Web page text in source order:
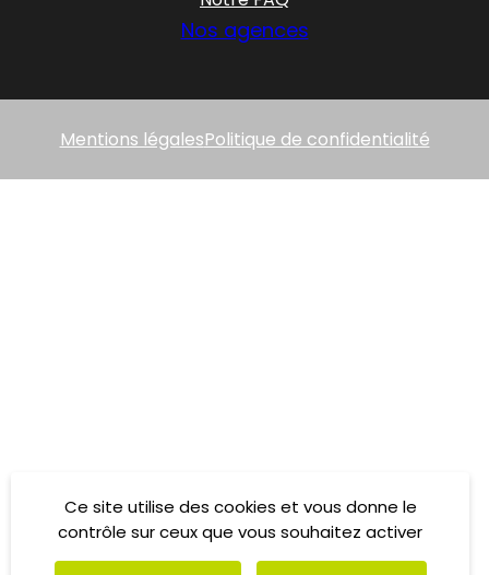
Nos agences
Mentions légalesPolitique de confidentialité
Ce site utilise des cookies et vous donne le
contrôle sur ceux que vous souhaitez activer